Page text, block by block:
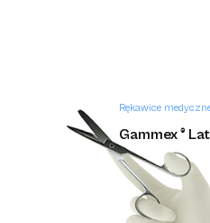
Rękawice
Gammex ®